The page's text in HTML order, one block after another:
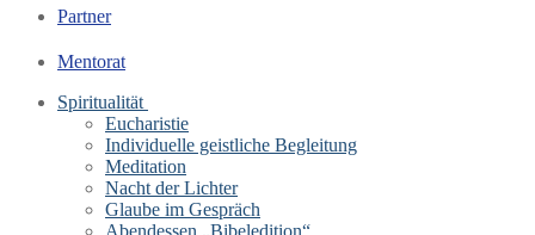
Partner
Mentorat
Spiritualität
Eucharistie
Individuelle geistliche Begleitung
Meditation
Nacht der Lichter
Glaube im Gespräch
Abendessen „Bibeledition“